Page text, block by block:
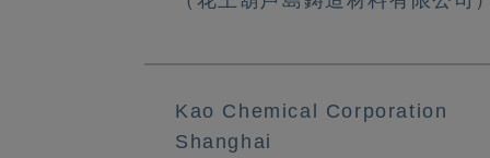
Kao Chemical Corporation
Shanghai